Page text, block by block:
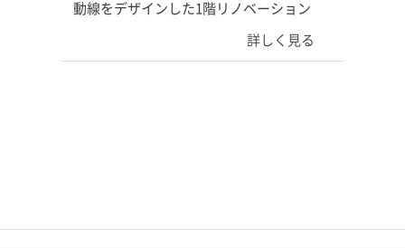
動線をデザインした1階リノベーション
詳しく見る